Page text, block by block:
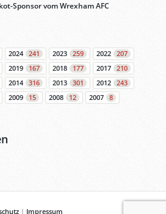
Sponsor vom Wrexham AFC
2024 241 2023 259 2022
207
2019 167 2018 177 2017
210
2014 316 2013 301 2012
243
2009 15 2008 12 2007
8
| Impressum